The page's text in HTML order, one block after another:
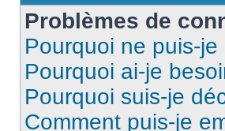
Problèmes de
Pourquoi ne puis-
Pourquoi ai-je
Pourquoi suis-je
Comment puis-je